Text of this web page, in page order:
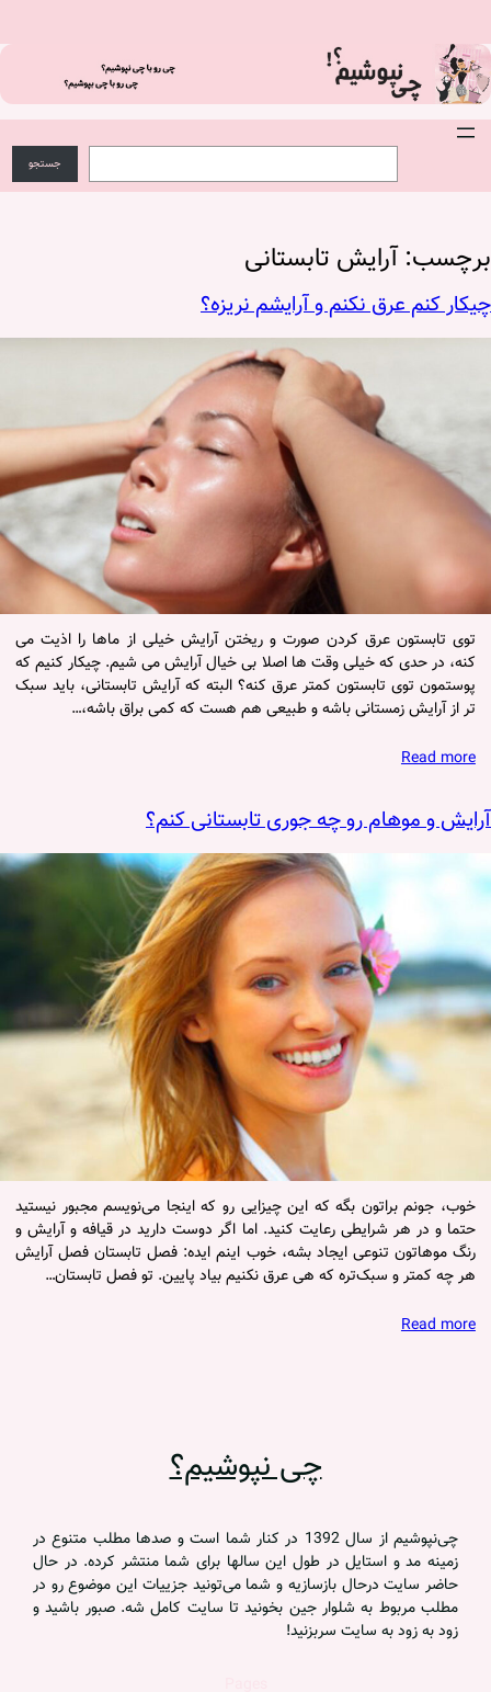
c
ج
ج
و
جستجو
برچسب:آرایش تابستانی
چیکار کنم عرق نکنم و آرایشم نریزه؟
توی تابستون عرق کردن صورت و ریختن آرایش خیلی از ماها را اذیت می
کنه، در حدی که خیلی وقت ها اصلا بی خیال آرایش می شیم. چیکار کنیم که
پوستمون توی تابستون کمتر عرق کنه؟ البته که آرایش تابستانی، باید سبک
تر از آرایش زمستانی باشه و طبیعی هم هست که کمی براق باشه،…
Read more
آرایش و موهام رو چه جوری تابستانی کنم؟
خوب، جونم براتون بگه که این چیزایی رو که اینجا می‌نویسم مجبور نیستید
حتما و در هر شرایطی رعایت کنید. اما اگر دوست دارید در قیافه و آرایش و
رنگ موهاتون تنوعی ایجاد بشه، خوب اینم ایده: فصل تابستان فصل آرایش
هر چه کمتر و سبک‌تره که هی عرق نکنیم بیاد پایین. تو فصل تابستان…
Read more
چی نپوشیم؟
چی‌نپوشیم از سال 1392 در کنار شما است و صدها مطلب متنوع در
زمینه مد و استایل در طول این سالها برای شما منتشر کرده. در حال
حاضر سایت درحال بازسازیه و شما می‌تونید جزییات این موضوع رو در
مطلب مربوط به شلوار جین بخونید تا سایت کامل شه. صبور باشید و
زود به زود به سایت سربزنید!